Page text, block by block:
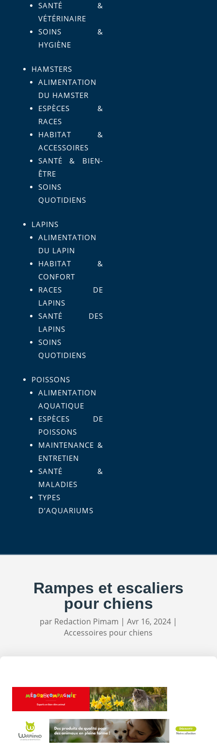
SANTÉ &
VÉTÉRINAIRE
SOINS &
HYGIÈNE
HAMSTERS
ALIMENTATION
DU HAMSTER
ESPÈCES &
RACES
HABITAT &
ACCESSOIRES
SANTÉ & BIEN-
ÊTRE
SOINS
QUOTIDIENS
LAPINS
ALIMENTATION
DU LAPIN
HABITAT &
CONFORT
RACES DE
LAPINS
SANTÉ DES
LAPINS
SOINS
QUOTIDIENS
POISSONS
ALIMENTATION
AQUATIQUE
ESPÈCES DE
POISSONS
MAINTENANCE &
ENTRETIEN
SANTÉ &
MALADIES
TYPES
D’AQUARIUMS
Rampes et escaliers
pour chiens
par Redaction Pimam | Avr 16, 2024|
Accessoires pour chiens